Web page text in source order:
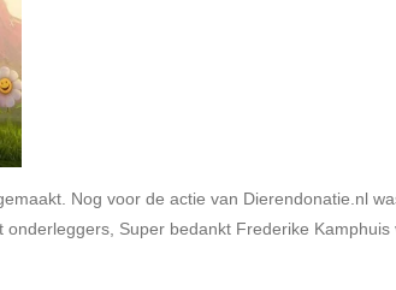
Nog voor de actie van Dierendonatie.nl
Super bedankt Frederike Kamphuis